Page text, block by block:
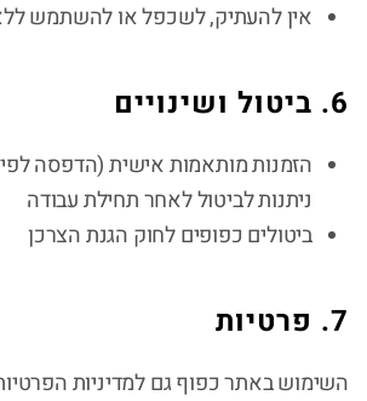
אין להעתיק, לשכפל או להשתמש
6. ביטול ושינויים
הזמנות מותאמות אישית (הדפסה
ניתנות לביטול לאחר תחילת עבודה
ביטולים כפופים לחוק הגנת הצרכן
7. פרטיות
השימוש באתר כפוף גם למדיניות